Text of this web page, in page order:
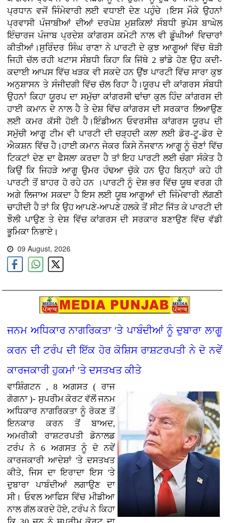
ਪ੍ਰਧਾਨ ਵਜੋਂ ਜਿੰਮੇਵਾਰੀ ਲਈ ਵਧਾਈ ਦੇਣ ਪਹੁੰਚੇ ।ਇਸ ਮੌਕੇ ਉਹਨਾਂ
ਪ੍ਰਵਾਸੀ ਪੰਜਾਬੀਆਂ ਦੀਆਂ ਦਰਪੇਸ਼ ਮੁਸ਼ਕਿਲਾਂ ਸੰਬਧੀ ਭੁਪੇਸ ਬਾਘੇਲ
ਇੰਚਾਰਜ ਪੰਜਾਬ ਪ੍ਰਦੇਸ਼ ਕਾਂਗਰਸ ਕਮੇਟੀ ਨਾਲ ਵੀ ਡੂੰਘੀਆਂ ਵਿਚਾਰਾਂ
ਕੀਤੀਆਂ।ਸੁਰਿੰਦਰ ਸਿੰਘ ਰਾਣਾ ਨੇ ਪਾਰਟੀ ਦੇ ਕੁਝ ਆਗੂਆਂ ਵਿੱਚ ਥੋੜੀ
ਜਿਹੀ ਚੱਲ ਰਹੀ ਖਟਾਸ ਸੰਬਧੀ ਕਿਹਾ ਕਿ ਜਿੱਥੇ 2 ਭਾਂਡੇ ਹੋਣ ਉਹ ਕਦੀ-
ਕਦਾਈ ਆਪਸ ਵਿੱਚ ਖੜਕ ਵੀ ਸਕਦੇ ਹਨ ਉਂਝ ਪਾਰਟੀ ਵਿੱਚ ਸਾਰਾ ਕੁਝ
ਅਨੁਸ਼ਾਸਨ ਤੇ ਸੰਜੀਦਗੀ ਵਿੱਚ ਚੱਲ ਰਿਹਾ ਹੈ।ਯੂਰਪ ਦੀ ਕਾਂਗਰਸ ਸੰਬਧੀ
ਉਹਨਾਂ ਕਿਹਾ ਯੂਰਪ ਦਾ ਸਮੁੱਚਾ ਕਾਂਗਰਸੀ ਢਾਂਚਾ ਕੁਲ ਹਿੰਦ ਕਾਂਗਰਸ ਦੀ
ਹਾਈ ਕਮਾਨ ਦੇ ਨਾਲ ਹੈ ਤੇ ਦੇਸ਼ ਵਿੱਚ ਕਾਂਗਰਸ ਦੀ ਸਰਕਾਰ ਲਿਆਉਣ
ਲਈ ਕਮਰ ਕੱਸੀ ਹੋਈ ਹੈ।ਇੰਡੀਅਨ ਓਵਰਸੀਜ਼ ਕਾਂਗਰਸ ਯੂਰਪ ਦੀ
ਸਮੁੱਚੀ ਆਗੂ ਟੀਮ ਵੀ ਪਾਰਟੀ ਦੀ ਚੜ੍ਹਦੀ ਕਲਾ ਲਈ ਡੋਰ-ਟੂ-ਡੋਰ ਦੇ
ਐਕਸ਼ਨ ਵਿੱਚ ਹੈ।ਹਾਈ ਕਮਾਨ ਜੇਕਰ ਕਿਸੇ ਨੌਜਵਾਨ ਆਗੂ ਨੂੰ ਚੋਣਾਂ ਵਿੱਚ
ਟਿਕਟਾਂ ਦੇਣ ਦਾ ਫੈਸਲਾ ਕਰਦਾ ਹੈ ਤਾਂ ਇਹ ਪਾਰਟੀ ਲਈ ਚੰਗਾ ਸੰਕੇਤ ਹੈ
ਕਿਉਂ ਕਿ ਜਿਹੜੇ ਆਗੂ ਉਮਰ ਹੰਢਆ ਚੁੱਕੇ ਹਨ ਉਹ ਬਿਨ੍ਹਾਂ ਕਹੇ ਹੀ
ਪਾਰਟੀ ਤੋਂ ਬਾਹਰ ਹੋ ਰਹੇ ਹਨ ।ਪਾਰਟੀ ਨੂੰ ਦੇਸ਼ ਭਰ ਵਿੱਚ ਯੂਥ ਵਰਗ ਹੀ
ਅਗੇ ਲਿਜਾਅ ਸਕਦਾ ਹੈ ਇਸ ਲਈ ਯੂਥ ਆਗੂਆਂ ਦੀ ਜਿੰਮੇਵਾਰੀ ਲੱਗਣੀ
ਚਾਹੀਦੀ ਹੈ ਤਾਂ ਕਿ ਉਹ ਆਪਣੇ-ਆਪਣੇ ਹਲਕੇ ਤੋਂ ਸੀਟ ਜਿੱਤ ਕੇ ਪਾਰਟੀ ਦੀ
ਝੌਲੀ ਪਾਉਣ ਤੇ ਦੇਸ਼ ਵਿੱਚ ਕਾਂਗਰਸ ਦੀ ਸਰਕਾਰ ਬਣਾਉਣ ਵਿੱਚ ਵੱਡੀ
ਭੂਮਿਕਾ ਨਿਭਾਏ।
09 August, 2026
ਜਨਮ ਅਧਿਕਾਰ ਨਾਗਰਿਕਤਾ 'ਤੇ ਪਾਬੰਦੀਆਂ ਨੂੰ ਦੁਬਾਰਾ ਲਾਗੂ
ਕਰਨ ਦੀ ਟਰੰਪ ਦੀ ਇੱਕ ਹੋਰ ਕੋਸ਼ਿਸ ਰਾਸ਼ਟਰਪਤੀ ਨੇ ਦੋ ਨਵੇਂ
ਕਾਰਜਕਾਰੀ ਹੁਕਮਾਂ 'ਤੇ ਦਸਤਖਤ ਕੀਤੇ
ਵਾਸ਼ਿੰਗਟਨ , 8 ਅਗਸਤ ( ਰਾਜ
ਗੋਗਨਾ )- ਸੁਪਰੀਮ ਕੋਰਟ ਵੱਲੋਂ ਜਨਮ
ਅਧਿਕਾਰ ਨਾਗਰਿਕਤਾ ਨੂੰ ਰੋਕਣ ਤੋਂ
ਇਨਕਾਰ ਕਰਨ ਤੋਂ ਬਾਅਦ,
ਅਮਰੀਕੀ ਰਾਸ਼ਟਰਪਤੀ ਡੋਨਾਲਡ
ਟਰੰਪ ਨੇ 6 ਅਗਸਤ ਨੂੰ ਦੋ ਨਵੇਂ
ਕਾਰਜਕਾਰੀ ਆਦੇਸ਼ਾਂ 'ਤੇ ਦਸਤਖਤ
ਕੀਤੇ, ਜਿਸ ਦਾ ਇਰਾਦਾ ਇਸ 'ਤੇ
ਦੁਬਾਰਾ ਪਾਬੰਦੀਆਂ ਲਗਾਉਣ ਦਾ
ਸੀ। ਓਵਲ ਆਫਿਸ ਵਿੱਚ ਮੀਡੀਆ
ਨਾਲ ਗੱਲ ਕਰਦੇ ਹੋਏ, ਟਰੰਪ ਨੇ ਕਿਹਾ